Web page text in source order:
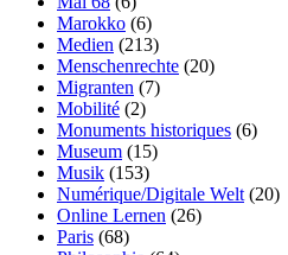
Marokko (6)
Medien (213)
Menschenrechte (20)
Migranten (7)
Mobilité (2)
Monuments historiques (6)
Museum (15)
Musik (153)
Numérique/Digitale Welt (20)
Online Lernen (26)
Paris (68)